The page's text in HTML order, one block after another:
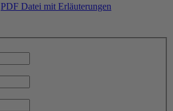
PDF Datei mit Erläuterungen